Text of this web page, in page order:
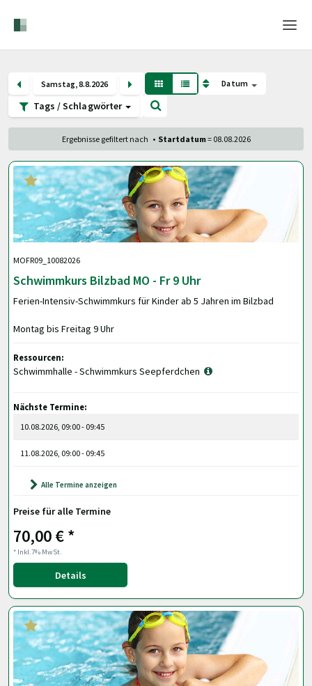
Login
Sprache
Hilfe & Info
Samstag,8.8.2026 Datum
Tags / Schlagwörter
Ergebnisse gefiltert nach • Startdatum= 08.08.2026
MOFR09_10082026
Schwimmkurs Bilzbad MO - Fr 9 Uhr
Ferien-Intensiv-Schwimmkurs für Kinder ab 5 Jahren im Bilzbad
Montag bis Freitag 9 Uhr
Ressourcen:
Schwimmhalle - Schwimmkurs Seepferdchen
Nächste Termine:
10.08.2026, 09:00 - 09:45
11.08.2026, 09:00 - 09:45
Alle Termine anzeigen
Preise für alle Termine
70,00 € *
* Inkl.7% MwSt.
Details